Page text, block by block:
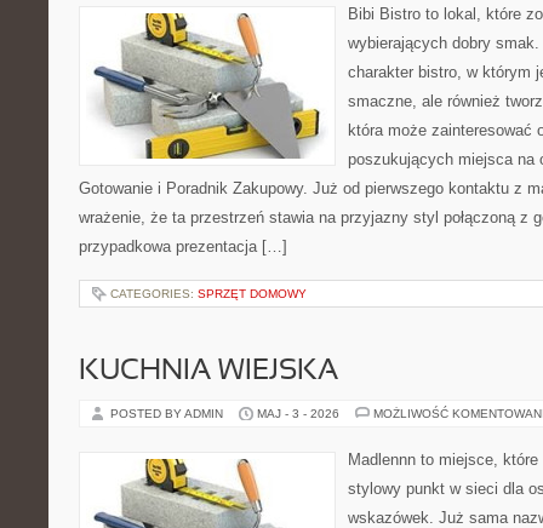
Bibi Bistro to lokal, które
wybierających dobry
charakter bistro, w którym
smaczne, ale również
która może zainteresować
poszukujących miejsca na
Gotowanie i Poradnik Zakupowy. Już od pierwszego kontaktu z
wrażenie, że ta przestrzeń stawia na przyjazny styl połączoną z
przypadkowa prezentacja […]
CATEGORIES: SPRZĘT DOMOWY
KUCHNIA WIEJSKA
POSTED BY ADMIN MAJ - 3 - 2026 MOŻLIWOŚĆ
Madlennn to miejsce,
stylowy punkt w sieci dla
wskazówek. Już sama